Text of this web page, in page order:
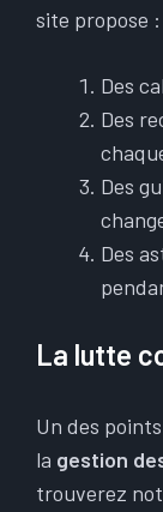
site propose :
Des
Des
Des
Des
La lutte
Un des
la gestion
trouverez